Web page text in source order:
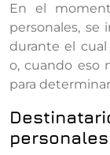
En el
personales, se
durante el cual
o, cuando eso
para
personales